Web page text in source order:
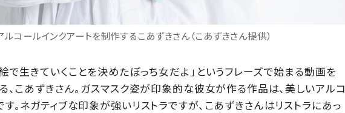
ルコールインクアートを制作するこあずきさん（こあずきさん提供）
絵で生きていくことを決めたぼっち女だよ」というフレーズで始まる動画を
、こあずきさん。ガスマスク姿が印象的な彼女が作る作品は、美しいアルコ
。ネガティブな印象が強いリストラですが、こあずきさんはリストラにあっ